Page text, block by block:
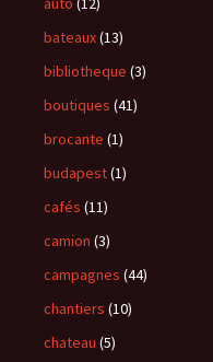
bateaux(13)
bibliotheque (3)
boutiques (41)
brocante (1)
budapest(1)
cafés (11)
camion (3)
campagnes (44)
chantiers (10)
chateau (5)